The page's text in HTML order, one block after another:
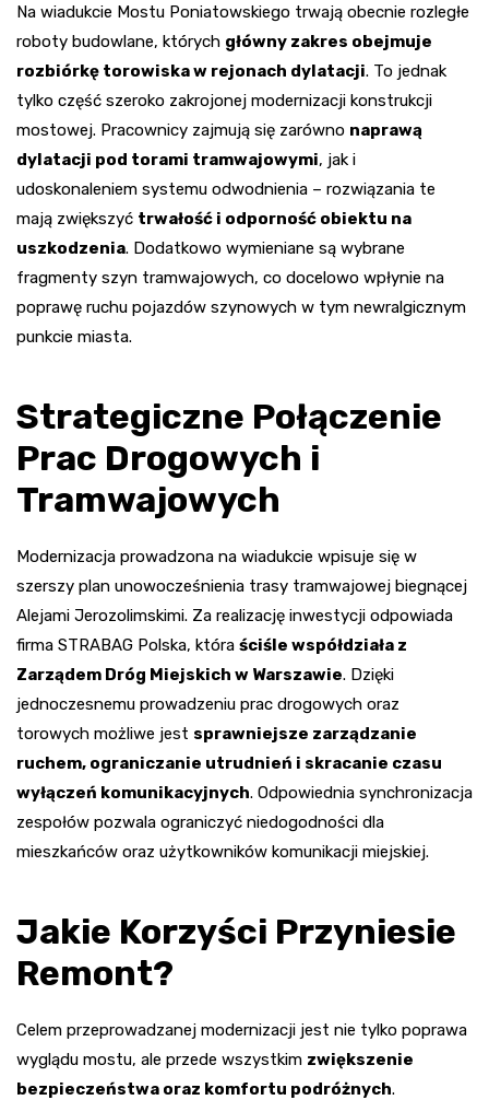
Na wiadukcie Mostu Poniatowskiego trwają obecnie rozległe
roboty budowlane, których główny zakres obejmuje
rozbiórkę torowiska w rejonach dylatacji. To jednak
tylko część szeroko zakrojonej modernizacji konstrukcji
mostowej. Pracownicy zajmują się zarówno naprawą
dylatacji pod torami tramwajowymi, jak i
udoskonaleniem systemu odwodnienia – rozwiązania te
mają zwiększyć trwałość i odporność obiektu na
uszkodzenia. Dodatkowo wymieniane są wybrane
fragmenty szyn tramwajowych, co docelowo wpłynie na
poprawę ruchu pojazdów szynowych w tym newralgicznym
punkcie miasta.
Strategiczne Połączenie
Prac Drogowych i
Tramwajowych
Modernizacja prowadzona na wiadukcie wpisuje się w
szerszy plan unowocześnienia trasy tramwajowej biegnącej
Alejami Jerozolimskimi. Za realizację inwestycji odpowiada
firma STRABAG Polska, która ściśle współdziała z
Zarządem Dróg Miejskich w Warszawie. Dzięki
jednoczesnemu prowadzeniu prac drogowych oraz
torowych możliwe jest sprawniejsze zarządzanie
ruchem, ograniczanie utrudnień i skracanie czasu
wyłączeń komunikacyjnych. Odpowiednia synchronizacja
zespołów pozwala ograniczyć niedogodności dla
mieszkańców oraz użytkowników komunikacji miejskiej.
Jakie Korzyści Przyniesie
Remont?
Celem przeprowadzanej modernizacji jest nie tylko poprawa
wyglądu mostu, ale przede wszystkim zwiększenie
bezpieczeństwa oraz komfortu podróżnych.